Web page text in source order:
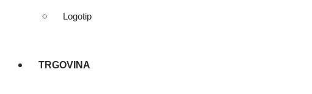
Logotip
TRGOVINA